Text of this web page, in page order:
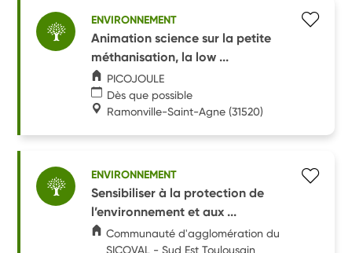
ENVIRONNEMENT
Animation science sur la petite
méthanisation, la low ...
PICOJOULE
Dès que possible
Ramonville-Saint-Agne (31520)
ENVIRONNEMENT
Sensibiliser à la protection de
l’environnement et aux ...
Communauté d'agglomération du
SICOVAL - Sud Est Toulousain